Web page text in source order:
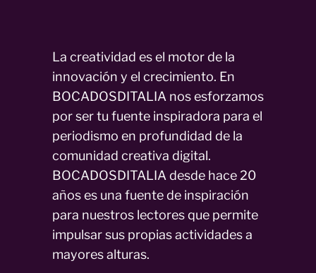
La creatividad es el motor de la
innovación y el crecimiento. En
BOCADOSDITALIA nos esforzamos
por ser tu fuente inspiradora para el
periodismo en profundidad de la
comunidad creativa digital.
BOCADOSDITALIA desde hace 20
años es una fuente de inspiración
para nuestros lectores que permite
impulsar sus propias actividades a
mayores alturas.